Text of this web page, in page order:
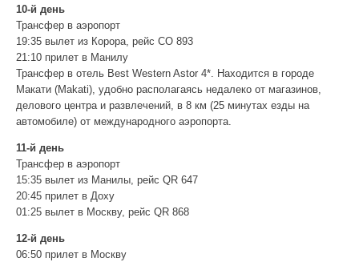
10-й день
Трансфер в аэропорт
19:35 вылет из Корора, рейс СО 893
21:10 прилет в Манилу
Трансфер в отель Best Western Astor 4*. Находится в городе
Макати (Makati), удобно располагаясь недалеко от магазинов,
делового центра и развлечений, в 8 км (25 минутах езды на
автомобиле) от международного аэропорта.
11-й день
Трансфер в аэропорт
15:35 вылет из Манилы, рейс QR 647
20:45 прилет в Доху
01:25 вылет в Москву, рейс QR 868
12-й день
06:50 прилет в Москву